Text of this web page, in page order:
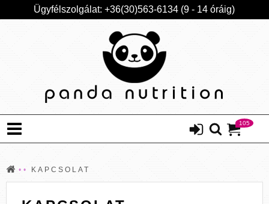
Ügyfélszolgálat: +36(30)563-6134 (9 - 14 óráig)
105
KAPCSOLAT